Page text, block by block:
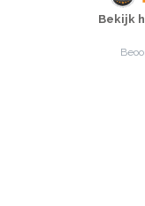
Bekijk